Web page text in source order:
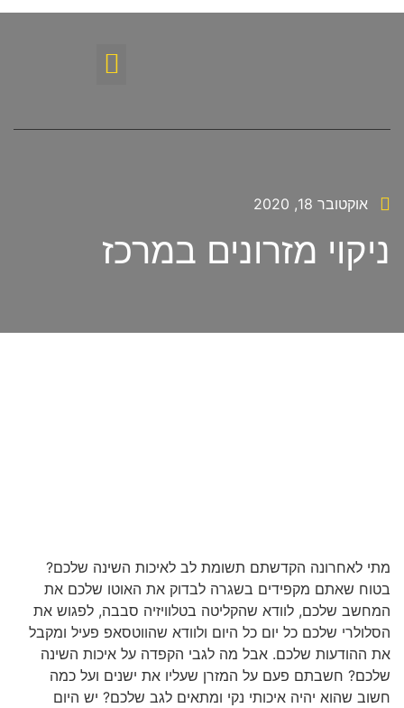
אוקטובר 18, 2020
ניקוי מזרונים במרכז
מתי לאחרונה הקדשתם תשומת לב לאיכות השינה שלכם?
בטוח שאתם מקפידים בשגרה לבדוק את האוטו שלכם את
המחשב שלכם, לוודא שהקליטה בטלוויזיה סבבה, לפגוש את
הסלולרי שלכם כל יום כל היום ולוודא שהווטסאפ פעיל ומקבל
את ההודעות שלכם. אבל מה לגבי הקפדה על איכות השינה
שלכם? חשבתם פעם על המזרן שעליו את ישנים ועל כמה
חשוב שהוא יהיה איכותי נקי ומתאים לגב שלכם? יש היום